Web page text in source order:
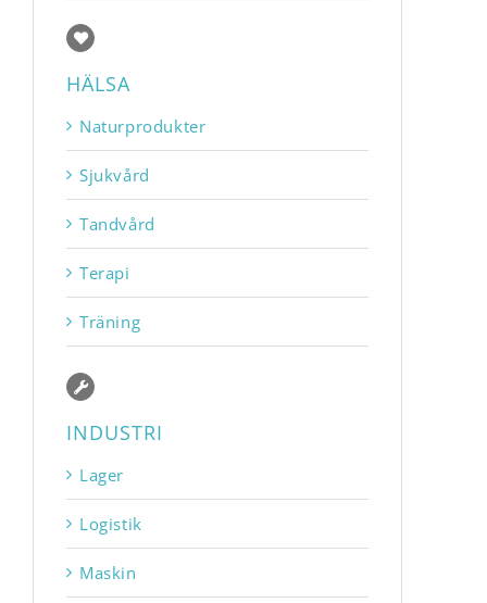
HÄLSA
Naturprodukter
Sjukvård
Tandvård
Terapi
Träning
INDUSTRI
Lager
Logistik
Maskin